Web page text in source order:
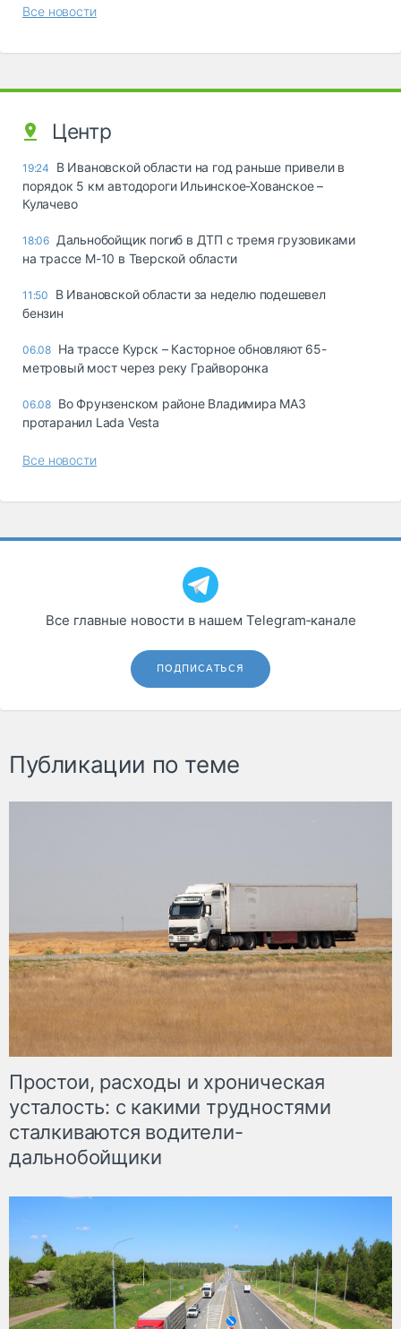
Все новости
Центр
19:24
В Ивановской области на год раньше привели в
порядок 5 км автодороги Ильинское-Хованское –
Кулачево
18:06 Дальнобойщик погиб в ДТП с тремя грузовиками
на трассе М-10 в Тверской области
11:50
В Ивановской области за неделю подешевел
бензин
06.08 На трассе Курск – Касторное обновляют 65-
метровый мост через реку Грайворонка
06.08 Во Фрунзенском районе Владимира МАЗ
протаранил Lada Vesta
Все новости
Все главные новости в нашем Telegram‑канале
ПОДПИСАТЬСЯ
Публикации по теме
Простои, расходы и хроническая
усталость: с какими трудностями
сталкиваются водители-
дальнобойщики